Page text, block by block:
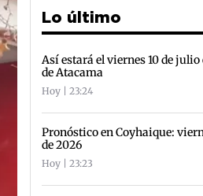
Lo último
Así estará el viernes 10 de julio
de Atacama
Hoy | 23:24
Pronóstico en Coyhaique:
de 2026
Hoy | 23:23